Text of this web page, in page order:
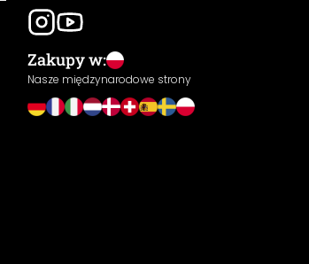
Zakupy w:
Nasze międzynarodowe strony